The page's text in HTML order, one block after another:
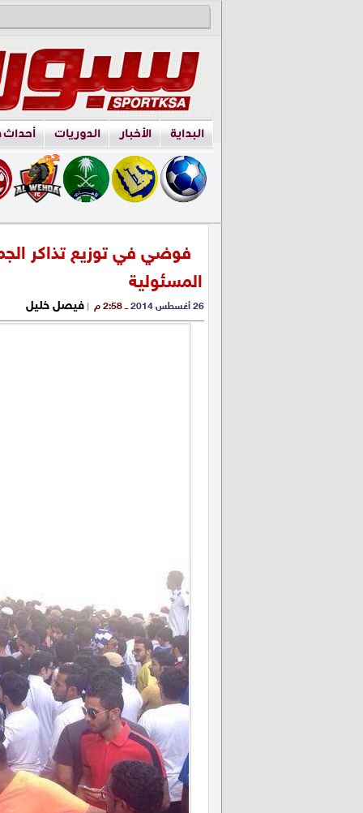
البداية الأخبار الدوريات
فوضي في توزيع تذاكر
المسئولية
26 أغسطس 2014 ــ 2:58 م |فيصل خليل